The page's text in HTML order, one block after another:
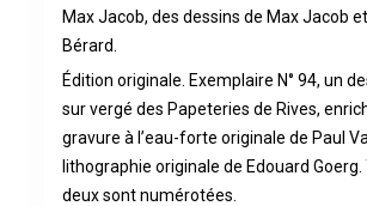
Max Jacob, des dessins de Max Jacob
Bérard.
Édition originale. Exemplaire N° 94, un
sur vergé des Papeteries de Rives,
gravure à l’eau-forte originale de Paul
lithographie originale de Edouard Goerg.
deux sont numérotées.